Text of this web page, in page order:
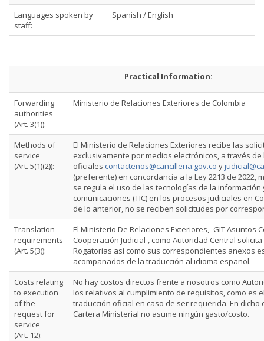
Languages spoken by
staff:
Spanish / English
Practical Information:
Forwarding
authorities
(Art. 3(1)):
Ministerio de Relaciones Exteriores de Colombia
Methods of
service
(Art. 5(1)(2)):
El Ministerio de Relaciones Exteriores recibe las
exclusivamente por medios electrónicos, a través
oficiales contactenos@cancilleria.gov.co y
(preferente) en concordancia a la Ley 2213 de 2022,
se regula el uso de las tecnologías de la información
comunicaciones (TIC) en los procesos judiciales en
de lo anterior, no se reciben solicitudes por
Translation
requirements
(Art. 5(3)):
El Ministerio De Relaciones Exteriores, -GIT Asuntos
Cooperación Judicial-, como Autoridad Central
Rogatorias así como sus correspondientes anexos
acompañados de la traducción al idioma español.
Costs relating
to execution
of the
request for
service
(Art. 12):
No hay costos directos frente a nosotros como
los relativos al cumplimiento de requisitos, como es
traducción oficial en caso de ser requerida. En dicho
Cartera Ministerial no asume ningún gasto/costo.